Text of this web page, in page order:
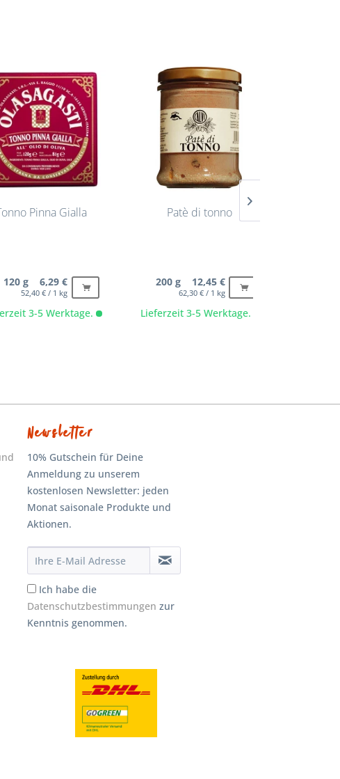
Pinna Gialla
3-5 Werktage.
120 g 6,29 €
52,40 € / 1 kg
Patè di tonno
Lieferzeit 3-5 Werktage.
200 g 12,45 €
62,30 € / 1 kg
Newsletter
10% Gutschein für Deine
Anmeldung zu unserem
kostenlosen Newsletter: jeden
Monat saisonale Produkte und
Aktionen.
Ich habe die
Datenschutzbestimmungen zur
Kenntnis genommen.